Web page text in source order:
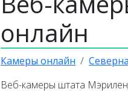
онлайн
Камеры онлайн
Веб-камеры штата